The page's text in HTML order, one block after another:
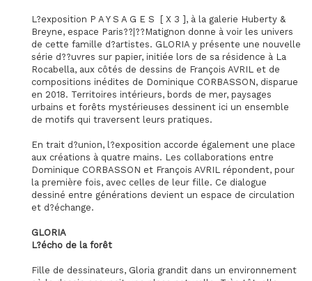
L?exposition P A Y S A G E S [ X 3 ], à la galerie Huberty &
Breyne, espace Paris??|??Matignon donne à voir les univers
de cette famille d?artistes. GLORIA y présente une nouvelle
série d??uvres sur papier, initiée lors de sa résidence à La
Rocabella, aux côtés de dessins de François AVRIL et de
compositions inédites de Dominique CORBASSON, disparue
en 2018. Territoires intérieurs, bords de mer, paysages
urbains et forêts mystérieuses dessinent ici un ensemble
de motifs qui traversent leurs pratiques.
En trait d?union, l?exposition accorde également une place
aux créations à quatre mains. Les collaborations entre
Dominique CORBASSON et François AVRIL répondent, pour
la première fois, avec celles de leur fille. Ce dialogue
dessiné entre générations devient un espace de circulation
et d?échange.
GLORIA
L?écho de la forêt
Fille de dessinateurs, Gloria grandit dans un environnement